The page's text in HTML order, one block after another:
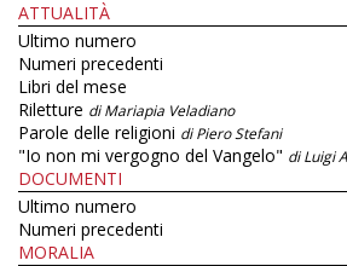
ATTUALITÀ
Ultimo numero
Numeri precedenti
Libri del mese
Riletture di Mariapia Veladiano
Parole delle religioni di Piero Stefani
"Io non mi vergogno del Vangelo" di Luigi
DOCUMENTI
Ultimo numero
Numeri precedenti
MORALIA